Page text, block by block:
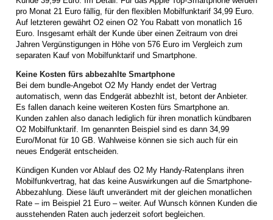
pro Monat 21 Euro fällig, für den flexiblen Mobilfunktarif 34,99 Euro.
Auf letzteren gewährt O2 einen O2 You Rabatt von monatlich 16
Euro. Insgesamt erhält der Kunde über einen Zeitraum von drei
Jahren Vergünstigungen in Höhe von 576 Euro im Vergleich zum
separaten Kauf von Mobilfunktarif und Smartphone.
Keine Kosten fürs abbezahlte Smartphone
Bei dem bundle-Angebot O2 My Handy endet der Vertrag
automatisch, wenn das Endgerät abbezhlt ist, betont der Anbieter.
Es fallen danach keine weiteren Kosten fürs Smartphone an.
Kunden zahlen also danach lediglich für ihren monatlich kündbaren
O2 Mobilfunktarif. Im genannten Beispiel sind es dann 34,99
Euro/Monat für 10 GB. Wahlweise können sie sich auch für ein
neues Endgerät entscheiden.
Kündigen Kunden vor Ablauf des O2 My Handy-Ratenplans ihren
Mobilfunkvertrag, hat das keine Auswirkungen auf die Smartphone-
Abbezahlung. Diese läuft unverändert mit der gleichen monatlichen
Rate – im Beispiel 21 Euro – weiter. Auf Wunsch können Kunden die
ausstehenden Raten auch jederzeit sofort begleichen.